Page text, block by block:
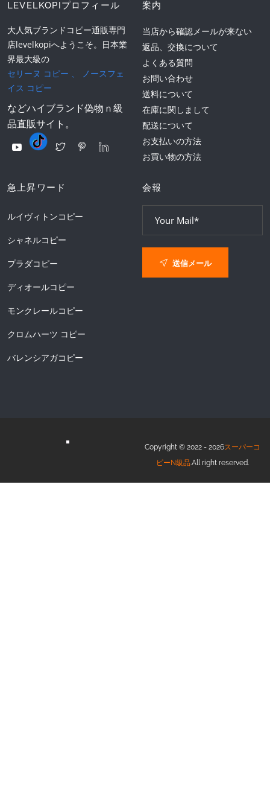
LEVELKOPIプロフィール
大人気ブランドコピー通販専門
店levelkopiへようこそ。日本業
界最大級の
セリーヌ コピー
ノースフェ
イス コピー
などハイブランド偽物ｎ級
品直販サイト。
案内
当店から確認メールが来ない
返品、交換について
よくある質問
お問い合わせ
送料について
在庫に関しまして
配送について
お支払いの方法
お買い物の方法
急上昇ワード
ルイヴィトンコピー
シャネルコピー
プラダコピー
ディオールコピー
モンクレールコピー
クロムハーツ コピー
バレンシアガコピー
会報
送信メール
Copyright © 2022 - 2026スーパーコ
ピーN級品.All right reserved.